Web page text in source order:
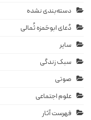
دسته‌بندی نشده
دُعای ابوحَمزه ثُمالی
سایر
سبک زندگی
صوتی
علوم اجتماعی
فهرست آثار